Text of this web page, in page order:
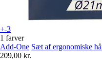
+-3
1 farver
Add-One Sæt af ergonomiske
209,00 kr.